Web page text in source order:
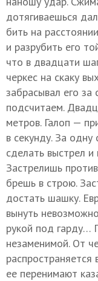
дотягиваешься
бить на
и разрубить его
что в двадцати
черкес на скаку
забрасывал его
подсчитаем.
метров. Галоп —
в секунду. За
сделать выстрел
Застрелишь
брешь в строю.
достать шашку.
вынуть
рукой под гарду…
незаменимой. От
распространяется
ее перенимают